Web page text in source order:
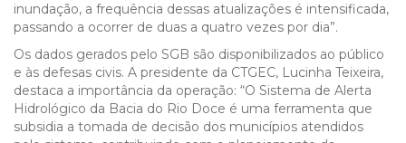
inundação, a frequência dessas atualizações é intensificada,
passando a ocorrer de duas a quatro vezes por dia”.
Os dados gerados pelo SGB são disponibilizados ao público
e às defesas civis. A presidente da CTGEC, Lucinha Teixeira,
destaca a importância da operação: “O Sistema de Alerta
Hidrológico da Bacia do Rio Doce é uma ferramenta que
subsidia a tomada de decisão dos municípios atendidos